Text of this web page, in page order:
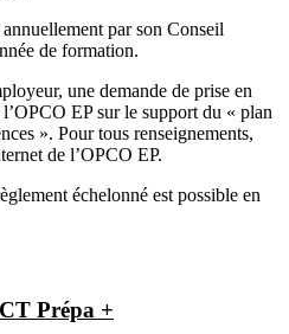
par son Conseil
de formation.
une demande de prise en
EP sur le support du « plan
». Pour tous renseignements,
de l’OPCO EP.
échelonné est possible en
Prépa +